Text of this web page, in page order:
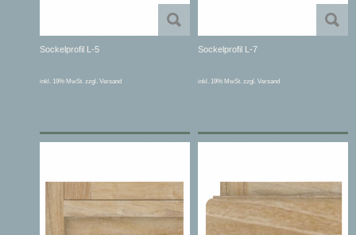
Sockelprofil L-5
inkl. 19% MwSt. zzgl. Versand
Sockelprofil L-7
inkl. 19% MwSt. zzgl. Versand